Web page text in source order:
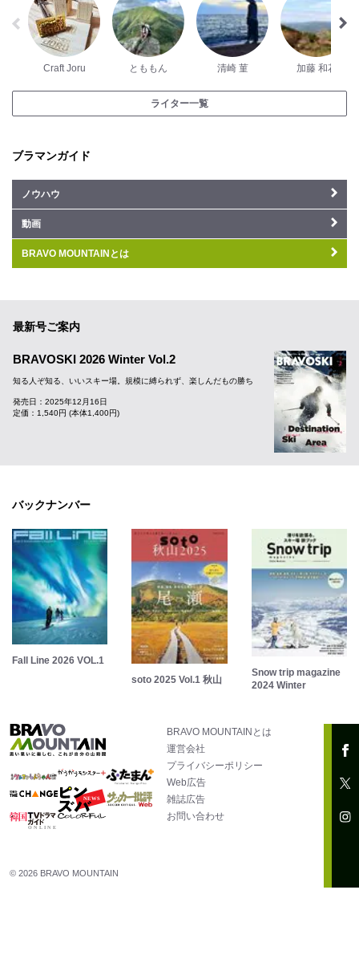
Craft Joru とももん 清崎 菫 加藤 和花
ライター一覧
ブラマンガイド
ノウハウ
動画
BRAVO MOUNTAINとは
最新号ご案内
BRAVOSKI 2026 Winter Vol.2
知る人ぞ知る、いいスキー場。規模に縛られず、楽しんだもの勝ち
発売日：2025年12月16日
定価：1,540円 (本体1,400円)
バックナンバー
Fall Line 2026 VOL.1
soto 2025 Vol.1 秋山
Snow trip magazine
2024 Winter
BRAVO MOUNTAINとは
運営会社
プライバシーポリシー
Web広告
雑誌広告
お問い合わせ
© 2026 BRAVO MOUNTAIN